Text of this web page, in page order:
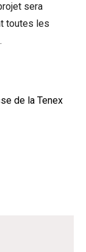
sera
toutes les
de la Tenex